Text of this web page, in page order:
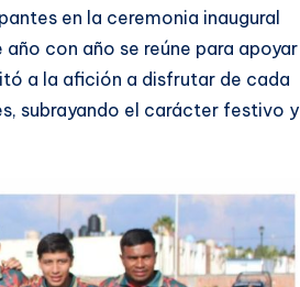
en la ceremonia inaugural
con año se reúne para apoyar
a la afición a disfrutar de cada
subrayando el carácter festivo y